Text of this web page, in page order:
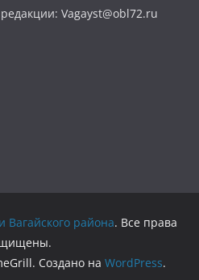
Vagayst@obl72.ru
Вагайского района. Все права
Создано на WordPress.